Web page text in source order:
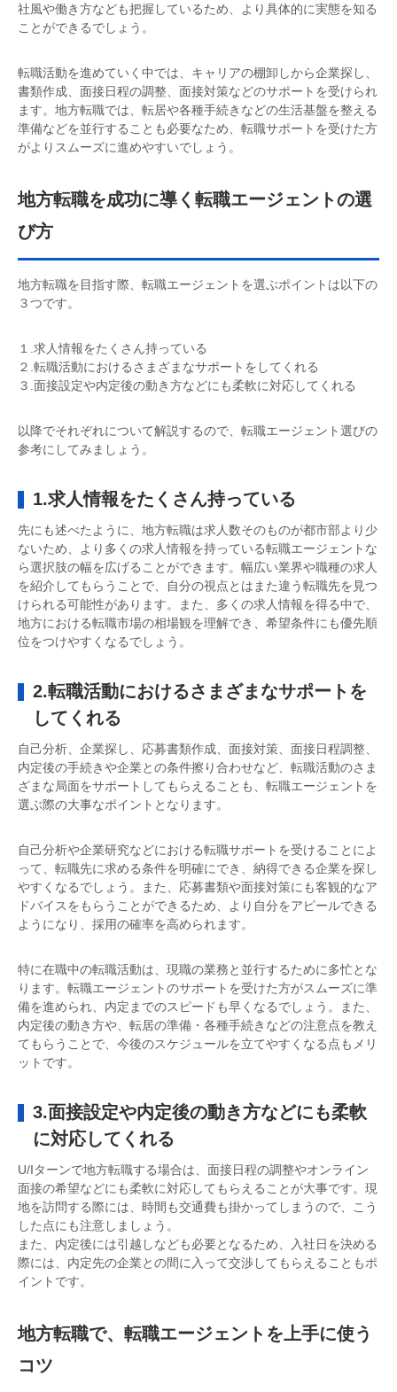
社風や働き方なども把握しているため、より具体的に実態を知る
ことができるでしょう。
転職活動を進めていく中では、キャリアの棚卸しから企業探し、
書類作成、面接日程の調整、面接対策などのサポートを受けられ
ます。地方転職では、転居や各種手続きなどの生活基盤を整える
準備などを並行することも必要なため、転職サポートを受けた方
がよりスムーズに進めやすいでしょう。
地方転職を成功に導く転職エージェントの選
び方
地方転職を目指す際、転職エージェントを選ぶポイントは以下の
３つです。
１.求人情報をたくさん持っている
２.転職活動におけるさまざまなサポートをしてくれる
３.面接設定や内定後の動き方などにも柔軟に対応してくれる
以降でそれぞれについて解説するので、転職エージェント選びの
参考にしてみましょう。
1.求人情報をたくさん持っている
先にも述べたように、地方転職は求人数そのものが都市部より少
ないため、より多くの求人情報を持っている転職エージェントな
ら選択肢の幅を広げることができます。幅広い業界や職種の求人
を紹介してもらうことで、自分の視点とはまた違う転職先を見つ
けられる可能性があります。また、多くの求人情報を得る中で、
地方における転職市場の相場観を理解でき、希望条件にも優先順
位をつけやすくなるでしょう。
2.転職活動におけるさまざまなサポートを
してくれる
自己分析、企業探し、応募書類作成、面接対策、面接日程調整、
内定後の手続きや企業との条件擦り合わせなど、転職活動のさま
ざまな局面をサポートしてもらえることも、転職エージェントを
選ぶ際の大事なポイントとなります。
自己分析や企業研究などにおける転職サポートを受けることによ
って、転職先に求める条件を明確にでき、納得できる企業を探し
やすくなるでしょう。また、応募書類や面接対策にも客観的なア
ドバイスをもらうことができるため、より自分をアピールできる
ようになり、採用の確率を高められます。
特に在職中の転職活動は、現職の業務と並行するために多忙とな
ります。転職エージェントのサポートを受けた方がスムーズに準
備を進められ、内定までのスピードも早くなるでしょう。また、
内定後の動き方や、転居の準備・各種手続きなどの注意点を教え
てもらうことで、今後のスケジュールを立てやすくなる点もメリ
ットです。
3.面接設定や内定後の動き方などにも柔軟
に対応してくれる
U/Iターンで地方転職する場合は、面接日程の調整やオンライン
面接の希望などにも柔軟に対応してもらえることが大事です。現
地を訪問する際には、時間も交通費も掛かってしまうので、こう
した点にも注意しましょう。
また、内定後には引越しなども必要となるため、入社日を決める
際には、内定先の企業との間に入って交渉してもらえることもポ
イントです。
地方転職で、転職エージェントを上手に使う
コツ